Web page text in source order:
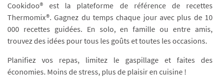
Cookidoo® est la plateforme de référence de recettes
Thermomix®. Gagnez du temps chaque jour avec plus de 10
000 recettes guidées. En solo, en famille ou entre amis,
trouvez des idées pour tous les goûts et toutes les occasions.
Planifiez vos repas, limitez le gaspillage et faites des
économies. Moins de stress, plus de plaisir en cuisine !